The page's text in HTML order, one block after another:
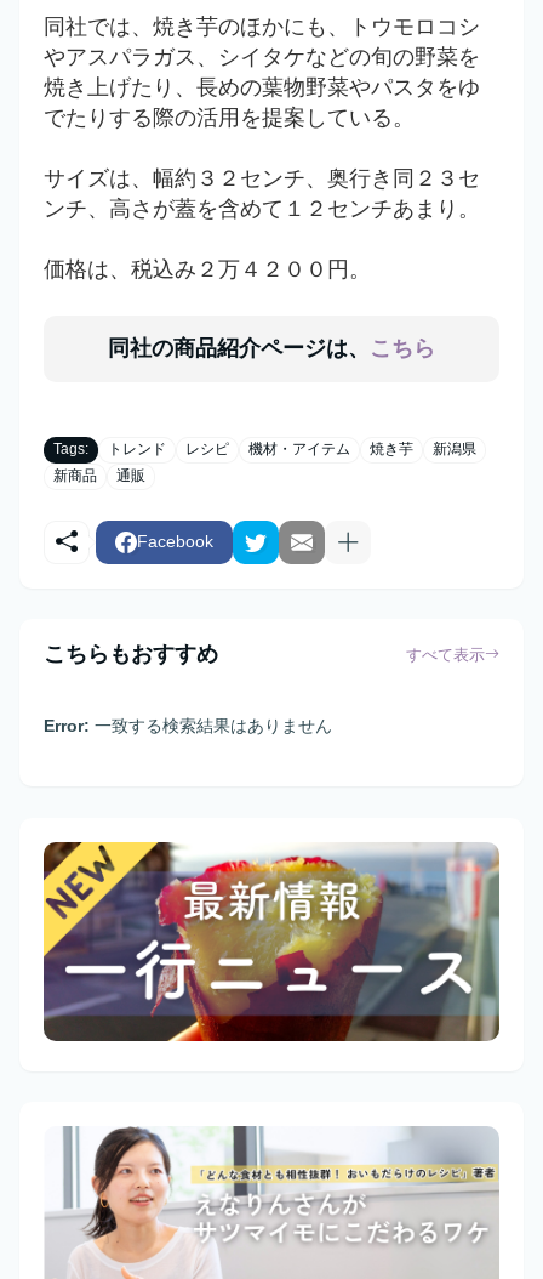
同社では、焼き芋のほかにも、トウモロコシ
やアスパラガス、シイタケなどの旬の野菜を
焼き上げたり、長めの葉物野菜やパスタをゆ
でたりする際の活用を提案している。
サイズは、幅約３２センチ、奥行き同２３セ
ンチ、高さが蓋を含めて１２センチあまり。
価格は、税込み２万４２００円。
同社の商品紹介ページは、 こちら
Tags: トレンド レシピ 機材・アイテム 焼き芋
新潟県
新商品
通販
Facebook
こちらもおすすめ すべて表示
Error: 一致する検索結果はありません